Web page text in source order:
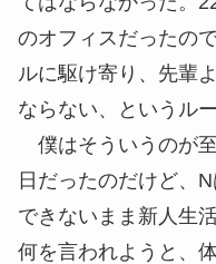
のオフィスだったの
ルに駆け寄り、先輩
ならない、というル
僕はそういうのが
日だったのだけど、
できないまま新人生
何を言われようと、